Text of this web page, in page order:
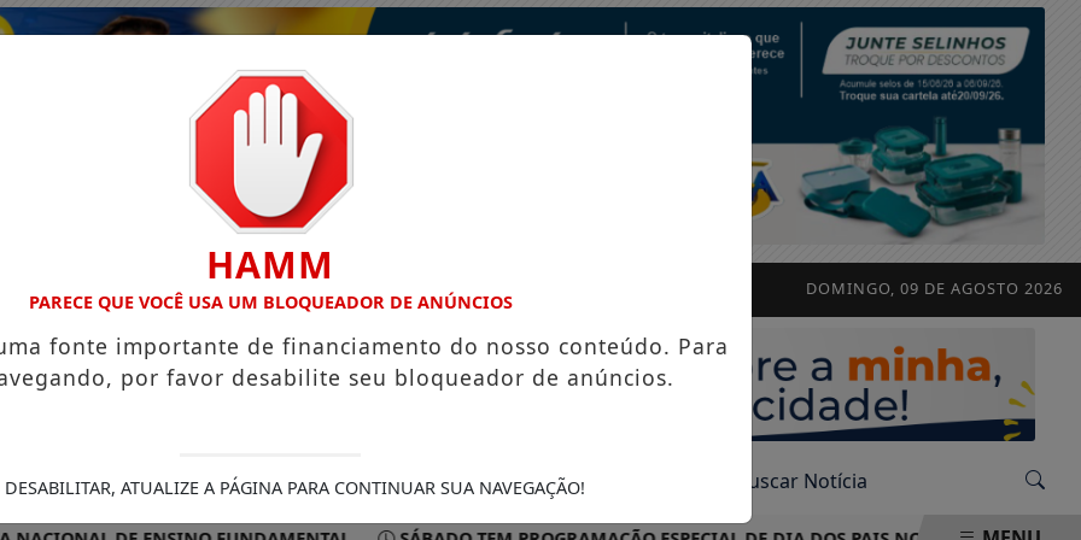
DOMINGO, 09 DE AGOSTO 2026
VÍDEOS EVENTOS GASTRONOMIA
HAMM
PARECE QUE VOCÊ USA UM BLOQUEADOR DE ANÚNCIOS
fonte importante de financiamento do nosso conteúdo. Para
por favor desabilite seu bloqueador de anúncios.
DESABILITAR, ATUALIZE A PÁGINA PARA CONTINUAR SUA NAVEGAÇÃO!